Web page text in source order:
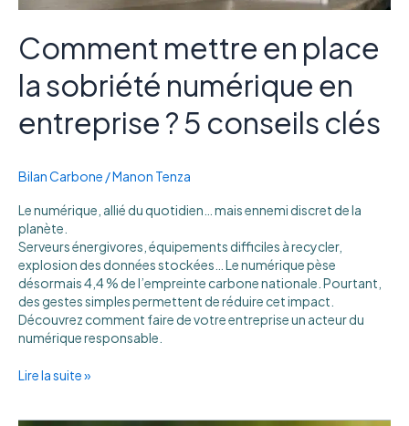
Comment mettre en place
la sobriété numérique en
entreprise ? 5 conseils clés
Bilan Carbone /Manon Tenza
Le numérique, allié du quotidien… mais ennemi discret de la
planète.
Serveurs énergivores, équipements difficiles à recycler,
explosion des données stockées… Le numérique pèse
désormais 4,4 % de l’empreinte carbone nationale. Pourtant,
des gestes simples permettent de réduire cet impact.
Découvrez comment faire de votre entreprise un acteur du
numérique responsable.
Lire la suite »